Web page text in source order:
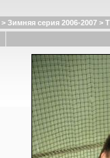
> Зимняя серия 2006-2007 >